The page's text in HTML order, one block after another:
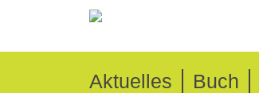
Aktuelles Buch